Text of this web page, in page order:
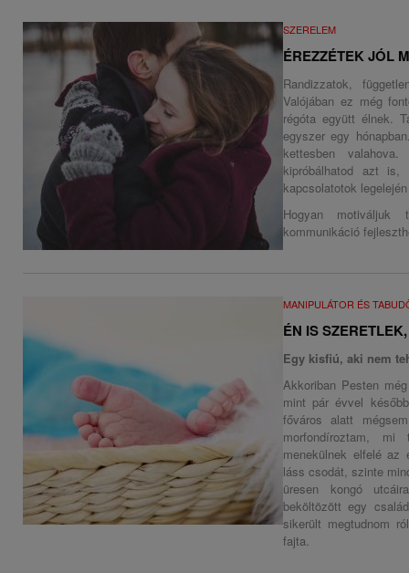
SZERELEM
ÉREZZÉTEK JÓL
Randizzatok,
Valójában ez még
régóta együtt élnek.
egyszer egy
kettesben
kipróbálhatod azt
kapcsolatotok
Hogyan motiváljuk
kommunikáció
MANIPULÁTOR ÉS
ÉN IS
Egy kisfiú, aki nem
Akkoriban Pesten
mint pár évvel
főváros alatt
morfondíroztam, mi
menekülnek elfelé az
láss csodát, szinte
üresen kongó
beköltözött egy
sikerült megtudnom
fajta.